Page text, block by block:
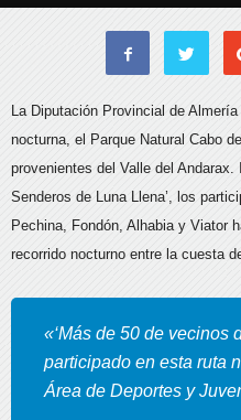
La Diputación Provincial de
nocturna, el Parque Natural Cabo
provenientes del Valle del Andarax.
Senderos de Luna Llena’, los
Pechina, Fondón, Alhabia y Viator
recorrido nocturno entre la cuesta
«‘Más de 50 de vecinos
participado en esta ruta
Área de Deportes y